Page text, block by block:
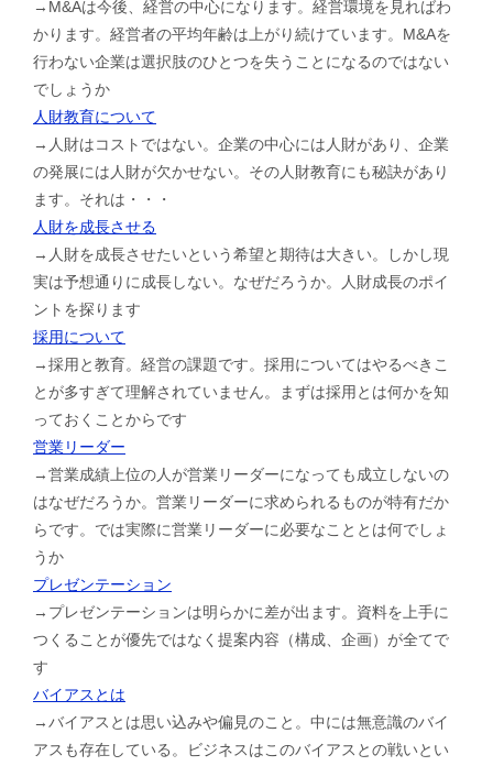
→M&Aは今後、経営の中心になります。経営環境を見ればわ
かります。経営者の平均年齢は上がり続けています。M&Aを
行わない企業は選択肢のひとつを失うことになるのではない
でしょうか
人財教育について
→人財はコストではない。企業の中心には人財があり、企業
の発展には人財が欠かせない。その人財教育にも秘訣があり
ます。それは・・・
人財を成長させる
→人財を成長させたいという希望と期待は大きい。しかし現
実は予想通りに成長しない。なぜだろうか。人財成長のポイ
ントを探ります
採用について
→採用と教育。経営の課題です。採用についてはやるべきこ
とが多すぎて理解されていません。まずは採用とは何かを知
っておくことからです
営業リーダー
→営業成績上位の人が営業リーダーになっても成立しないの
はなぜだろうか。営業リーダーに求められるものが特有だか
らです。では実際に営業リーダーに必要なこととは何でしょ
うか
プレゼンテーション
→プレゼンテーションは明らかに差が出ます。資料を上手に
つくることが優先ではなく提案内容（構成、企画）が全てで
す
バイアスとは
→バイアスとは思い込みや偏見のこと。中には無意識のバイ
アスも存在している。ビジネスはこのバイアスとの戦いとい